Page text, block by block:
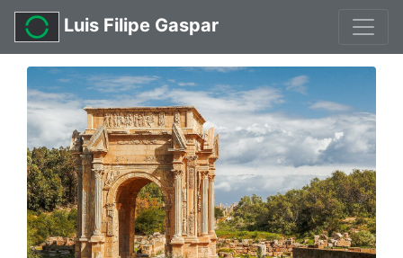
Luis Filipe Gaspar